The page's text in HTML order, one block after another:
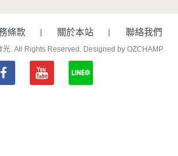
條款 關於本站 聯絡我們
. All Rights Reserved. Designed by OZCHAMP.